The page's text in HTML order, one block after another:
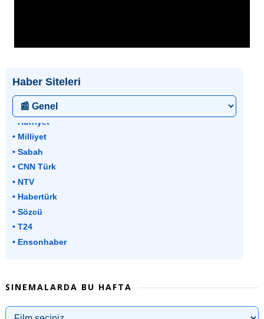
Haber Siteleri
• Hürriyet
• Milliyet
SINEMALARDA BU HAFTA